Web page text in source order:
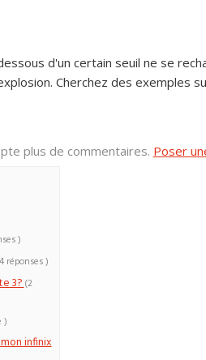
d'un certain seuil ne se
Cherchez des exemples
plus de commentaires. Poser
)
réponses )
3?(2
)
infinix